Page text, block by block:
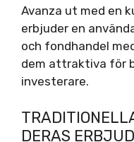
Avanza ut med en
erbjuder en
och fondhandel
dem attraktiva för
investerare.
DERAS